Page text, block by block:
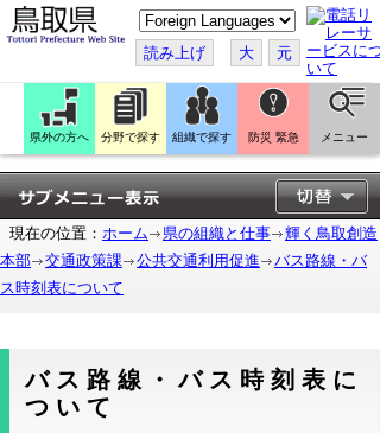
こ
の
ペ
ー
ジ
翻
訳
す
る
読み上げ 大 元
県外の方へ 分野で探す 組織で探す 防災 緊急 メニュー
現在の位置： ホーム 県の組織と仕事
輝く鳥取創造
本部
交通政策課 公共交通利用促進
バス路線・バ
ス時刻表について
バス路線・バス時刻表に
ついて